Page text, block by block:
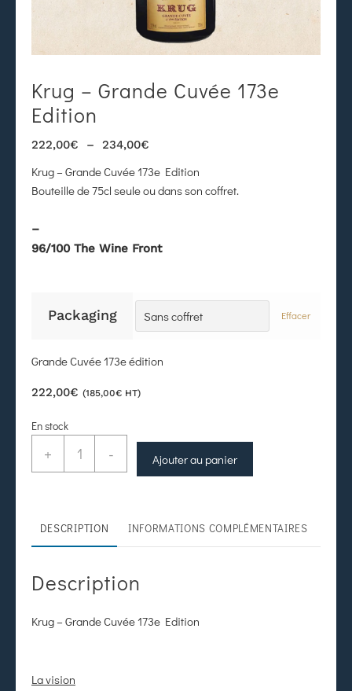
Krug – Grande Cuvée 173e
Edition
222,00€ – 234,00€
Krug – Grande Cuvée 173e Edition
Bouteille de 75cl seule ou dans son coffret.
–
96/100 The Wine Front
Packaging Effacer
Grande Cuvée 173e édition
222,00€ (185,00€ HT)
En stock
+ - Ajouter au panier
DESCRIPTION INFORMATIONS COMPLÉMENTAIRES
Description
Krug – Grande Cuvée 173e Edition
La vision